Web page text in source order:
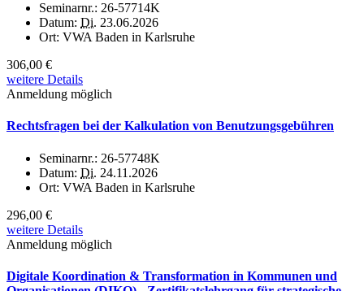
Seminarnr.: 26-57714K
Datum: Di. 23.06.2026
Ort: VWA Baden in Karlsruhe
306,00 €
weitere Details
Anmeldung möglich
Rechtsfragen bei der Kalkulation von Benutzungsgebühren
Seminarnr.: 26-57748K
Datum: Di. 24.11.2026
Ort: VWA Baden in Karlsruhe
296,00 €
weitere Details
Anmeldung möglich
Digitale Koordination & Transformation in Kommunen und